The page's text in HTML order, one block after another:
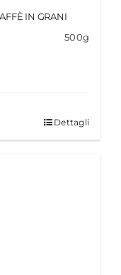
IN GRANI
500g
Dettagli